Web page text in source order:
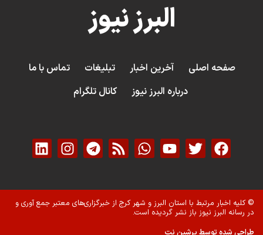
البرز نیوز
صفحه اصلی آخرین اخبار تبلیغات
تماس با ما
درباره البرز نیوز
کانال تلگرام
© کلیه اخبار مرتبط با استان البرز و شهر کرج از خبرگزاری‌های معتبر جمع آوری و
در رسانه البرز نیوز باز نشر گردیده است.
طراحی شده توسط پرشین نت